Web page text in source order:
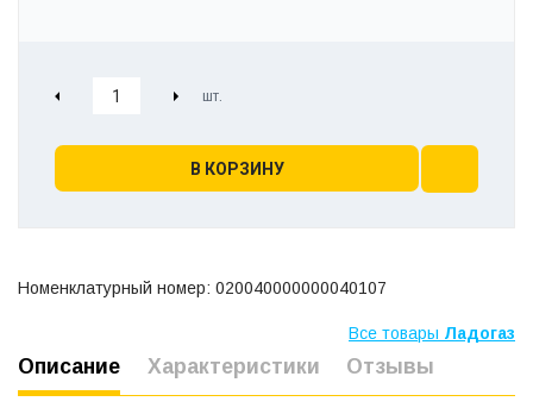
В КОРЗИНУ
Номенклатурный номер: 020040000000040107
Все товары Ладогаз
Описание Характеристики Отзывы